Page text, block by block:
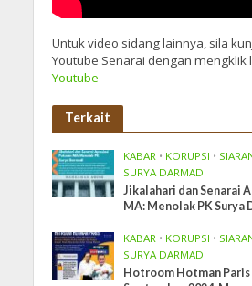
Untuk video sidang lainnya, sila
Youtube Senarai dengan mengklik
Youtube
Terkait
KABAR • KORUPSI •
SURYA DARMADI
Jikalahari dan Senarai
MA: Menolak PK Surya
KABAR • KORUPSI •
SURYA DARMADI
Hotroom Hotman